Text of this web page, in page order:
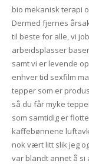
bio mekanisk terapi
Dermed fjernes
til beste for alle, vi
arbeidsplasser
samt vi er levende
enhver tid sexfilm
tepper som er
så du får myke
som samtidig er
kaffebønnene
nok vært litt slik jeg
var blandt annet å si